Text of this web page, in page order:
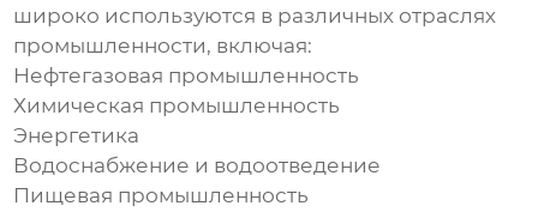
широко используются в различных отраслях
промышленности, включая:
Нефтегазовая промышленность
Химическая промышленность
Энергетика
Водоснабжение и водоотведение
Пищевая промышленность